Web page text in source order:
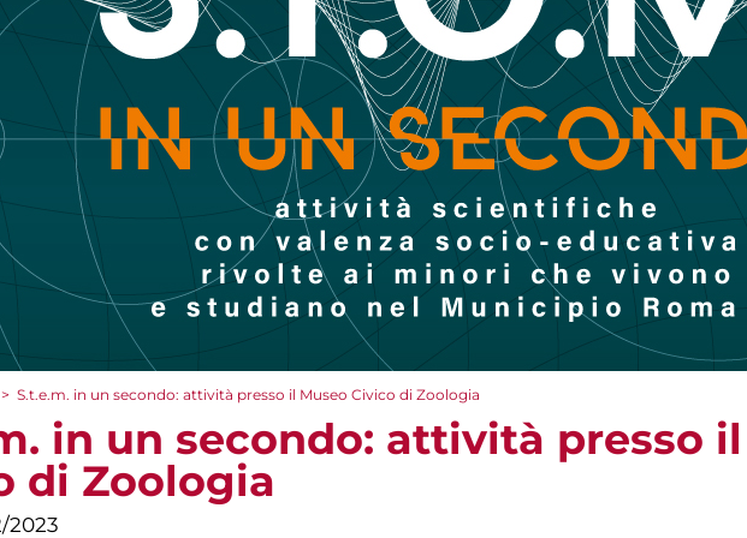
> S.t.e.m. in un secondo: attività presso il Museo Civico di Zoologia
in un secondo: attività presso
di Zoologia
2023